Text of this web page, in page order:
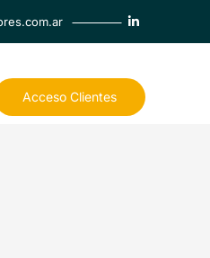
Acceso Clientes